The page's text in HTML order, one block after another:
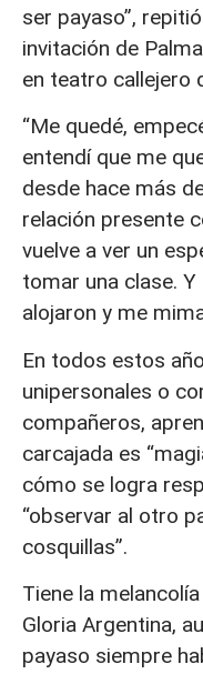
ser payaso”,
invitación de
en teatro callejero
“Me quedé,
entendí que me
desde hace más
relación presente
vuelve a ver un
tomar una clase.
alojaron y me
En todos estos
unipersonales o
compañeros,
carcajada es
cómo se logra
“observar al otro
cosquillas”.
Tiene la
Gloria Argentina,
payaso siempre